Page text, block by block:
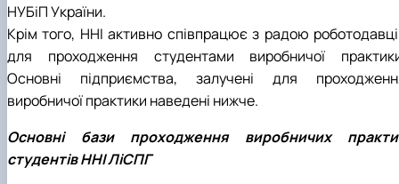
17.05.2022 р.), випускник 2011 року.
СЕРГА Петро Грирорович (18.06.1999 -
17.04.2024 р.), студент 2-го курсу 2024 рі…
СОЛОВЙОВ Сергій Олександрович
(08.06.1983 - 27.09.2022 р.), випускник 2017
СОРОКА Олександр Григорович
03.07.2023 р.), випускник 2019 року.
НУБіП України.
Крім того, ННІ активно співпрацює з радою
для проходження студентами виробничої
Основні підприємства, залучені для
виробничої практики наведені нижче.
Основні бази проходження виробничих
студентів ННІ ЛіСПГ